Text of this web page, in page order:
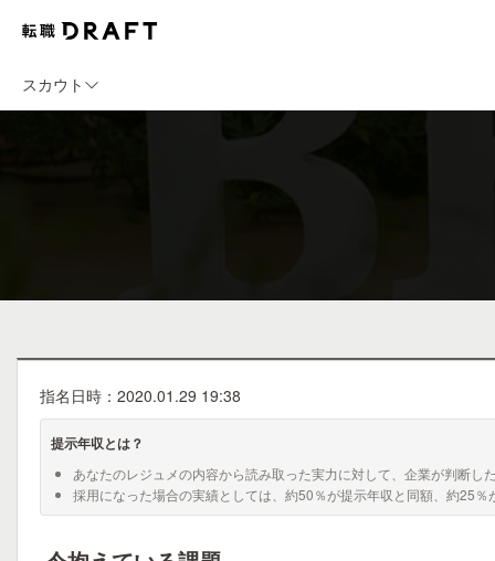
スカウト
指名日時：2020.01.29 19:38
提示年収とは？
あなたのレジュメの内容から読み取った実力に対して、企業が判断し
採用になった場合の実績としては、約50％が提示年収と同額、約25